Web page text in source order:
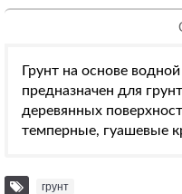
Грунт на основе
предназначен для
деревянных
темперные, гуашевые
грунт